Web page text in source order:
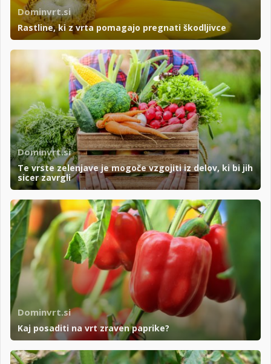
Dominvrt.si
Rastline, ki z vrta pomagajo pregnati škodljivce
Dominvrt.si
Te vrste zelenjave je mogoče vzgojiti iz delov, ki bi jih
sicer zavrgli
Dominvrt.si
Kaj posaditi na vrt zraven paprike?